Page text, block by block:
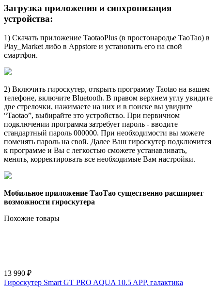
Загрузка приложения и синхронизация
устройства:
1) Скачать приложение TaotaoPlus (в простонародье TaoTao) в
Play_Market либо в Appstore и установить его на свой
смартфон.
2) Включить гироскутер, открыть программу Taotao на вашем
телефоне, включите Bluetooth. В правом верхнем углу увидите
две стрелочки, нажимаете на них и в поиске вы увидите
“Taotao”, выбирайте это устройство. При первичном
подключении программа затребует пароль - вводите
стандартный пароль 000000. При необходимости вы можете
поменять пароль на свой. Далее Ваш гироскутер подключится
к программе и Вы с легкостью сможете устанавливать,
менять, корректировать все необходимые Вам настройки.
Мобильное приложение ТаоТао существенно расширяет
возможности гироскутера
Похожие товары
13 990 ₽
Гироскутер Smart GT PRO AQUA 10.5 APP, галактика